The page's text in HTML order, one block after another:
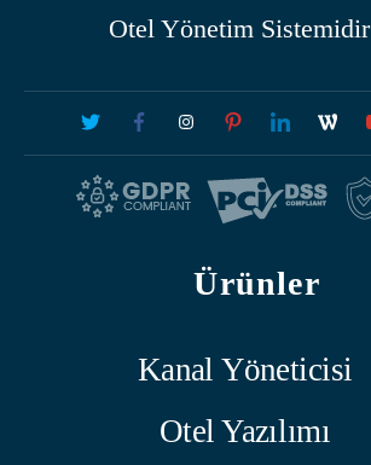
Otel Yönetim Sistemidir
Ürünler
Kanal Yöneticisi
Otel Yazılımı